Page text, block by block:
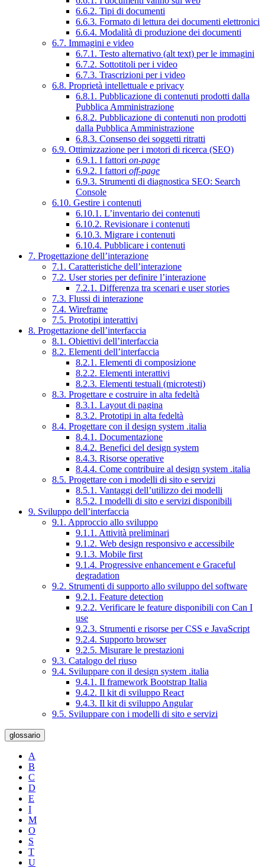
6.6.2. Tipi di documenti
6.6.3. Formato di lettura dei documenti elettronici
6.6.4. Modalità di produzione dei documenti
6.7. Immagini e video
6.7.1. Testo alternativo (alt text) per le immagini
6.7.2. Sottotitoli per i video
6.7.3. Trascrizioni per i video
6.8. Proprietà intellettuale e privacy
6.8.1. Pubblicazione di contenuti prodotti dalla
Pubblica Amministrazione
6.8.2. Pubblicazione di contenuti non prodotti
dalla Pubblica Amministrazione
6.8.3. Consenso dei soggetti ritratti
6.9. Ottimizzazione per i motori di ricerca (SEO)
6.9.1. I fattori on-page
6.9.2. I fattori off-page
6.9.3. Strumenti di diagnostica SEO: Search
Console
6.10. Gestire i contenuti
6.10.1. L’inventario dei contenuti
6.10.2. Revisionare i contenuti
6.10.3. Migrare i contenuti
6.10.4. Pubblicare i contenuti
7. Progettazione dell’interazione
7.1. Caratteristiche dell’interazione
7.2. User stories per definire l’interazione
7.2.1. Differenza tra scenari e user stories
7.3. Flussi di interazione
7.4. Wireframe
7.5. Prototipi interattivi
8. Progettazione dell’interfaccia
8.1. Obiettivi dell’interfaccia
8.2. Elementi dell’interfaccia
8.2.1. Elementi di composizione
8.2.2. Elementi interattivi
8.2.3. Elementi testuali (microtesti)
8.3. Progettare e costruire in alta fedeltà
8.3.1. Layout di pagina
8.3.2. Prototipi in alta fedeltà
8.4. Progettare con il design system .italia
8.4.1. Documentazione
8.4.2. Benefici del design system
8.4.3. Risorse operative
8.4.4. Come contribuire al design system .italia
8.5. Progettare con i modelli di sito e servizi
8.5.1. Vantaggi dell’utilizzo dei modelli
8.5.2. I modelli di sito e servizi disponibili
9. Sviluppo dell’interfaccia
9.1. Approccio allo sviluppo
9.1.1. Attività preliminari
9.1.2. Web design responsivo e accessibile
9.1.3. Mobile first
9.1.4. Progressive enhancement e Graceful
degradation
9.2. Strumenti di supporto allo sviluppo del software
9.2.1. Feature detection
9.2.2. Verificare le feature disponibili con Can I
use
9.2.3. Strumenti e risorse per CSS e JavaScript
9.2.4. Supporto browser
9.2.5. Misurare le prestazioni
9.3. Catalogo del riuso
9.4. Sviluppare con il design system .italia
9.4.1. Il framework Bootstrap Italia
9.4.2. Il kit di sviluppo React
9.4.3. Il kit di sviluppo Angular
9.5. Sviluppare con i modelli di sito e servizi
glossario
A
B
C
D
E
I
M
O
S
T
U